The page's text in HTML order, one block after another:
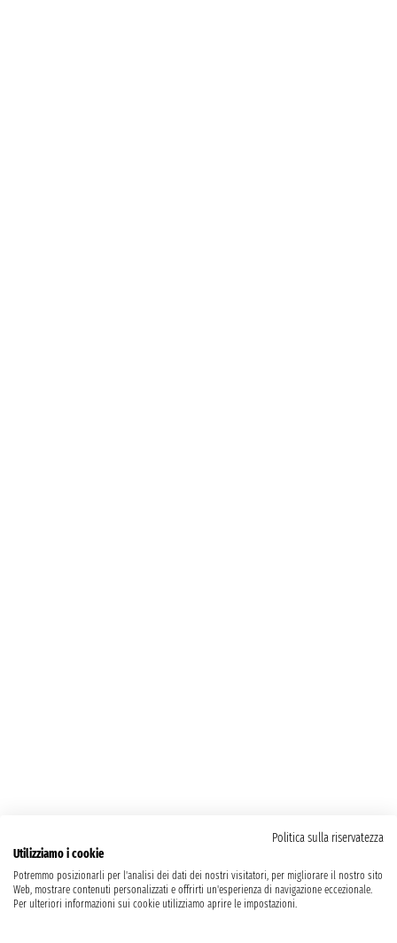
Politica sulla riservatezza
Utilizziamo i cookie
Potremmo posizionarli per l'analisi dei dati dei nostri visitatori, per migliorare il nostro sito
Web, mostrare contenuti personalizzati e offrirti un'esperienza di navigazione eccezionale.
Per ulteriori informazioni sui cookie utilizziamo aprire le impostazioni.